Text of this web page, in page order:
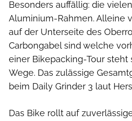
Besonders auffällig: die
Aluminium-Rahmen. Alleine
auf der Unterseite des
Carbongabel sind welche
einer Bikepacking-Tour steht
Wege. Das zulässige
beim Daily Grinder 3 laut
Das Bike rollt auf